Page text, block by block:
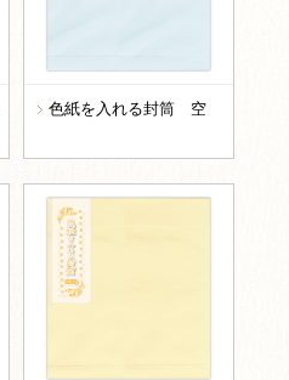
色紙を入れる封筒 空